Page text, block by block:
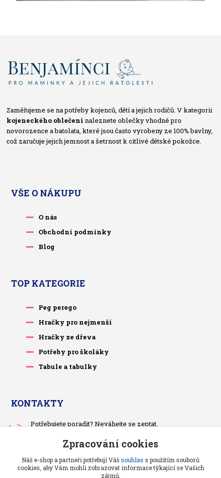
Zaměřujeme se na potřeby kojenců, dětí a jejich rodičů. V kategorii
kojeneckého oblečení naleznete oblečky vhodné pro
novorozence a batolata, které jsou často vyrobeny ze 100% bavlny,
což zaručuje jejich jemnost a šetrnost k citlivé dětské pokožce.
VŠE O NÁKUPU
O nás
Obchodní podmínky
Blog
TOP KATEGORIE
Peg perego
Hračky pro nejmenší
Hračky ze dřeva
Potřeby pro školáky
Tabule a tabulky
KONTAKTY
Potřebujete poradit? Neváhejte se zeptat.
Po-čt, po 13 hodině
pietrasova.p@seznam.cz
Zpracování cookies
Náš e-shop a partneři potřebují Vášsouhlas s použitím souborů
cookies, aby Vám mohli zobrazovat informace týkající se Vašich
zájmů.